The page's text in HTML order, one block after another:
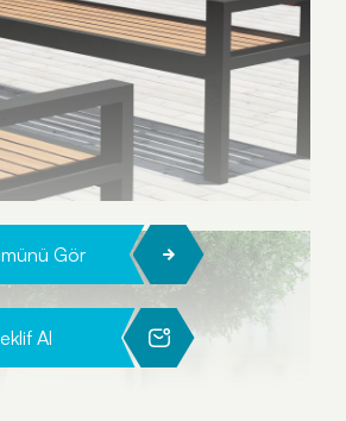
Gör
Al